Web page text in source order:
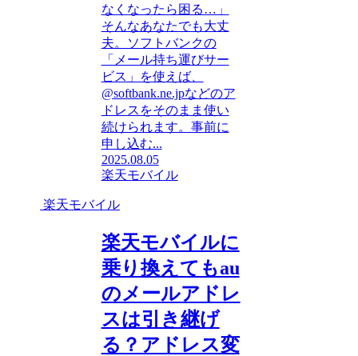
なくなったら困る…」
そんなあなたでも大丈
夫。ソフトバンクの
「メール持ち運びサー
ビス」を使えば、
@softbank.ne.jpなどのア
ドレスをそのまま使い
続けられます。事前に
申し込む...
2025.08.05
楽天モバイル
楽天モバイル
楽天モバイルに
乗り換えてもau
のメールアドレ
スは引き継げ
る？アドレス変